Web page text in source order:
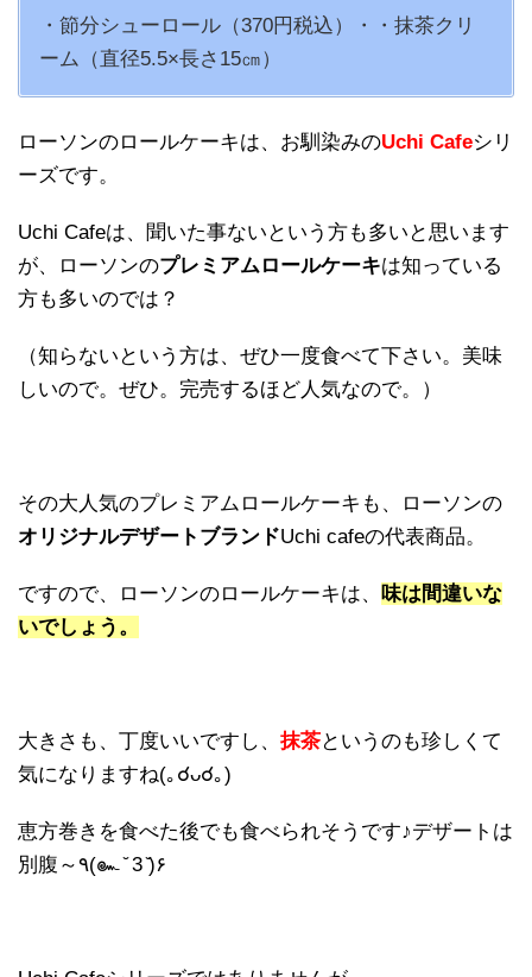
・節分シューロール（370円税込）・・抹茶クリ
ーム（直径5.5×長さ15㎝）
ローソンのロールケーキは、お馴染みのUchi Cafeシリ
ーズです。
Uchi Cafeは、聞いた事ないという方も多いと思います
が、ローソンのプレミアムロールケーキは知っている
方も多いのでは？
（知らないという方は、ぜひ一度食べて下さい。美味
しいので。ぜひ。完売するほど人気なので。）
その大人気のプレミアムロールケーキも、ローソンの
オリジナルデザートブランドUchi cafeの代表商品。
ですので、ローソンのロールケーキは、
味は間違いな
いでしょう。
大きさも、丁度いいですし、 抹茶というのも珍しくて
気になりますね(｡☌ᴗ☌｡)
恵方巻きを食べた後でも食べられそうです♪デザートは
別腹～٩(๛ ̆ 3 ̆)۶